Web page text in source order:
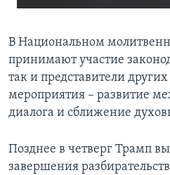
В Национальном
принимают участие
так и представители
мероприятия – развитие
диалога и сближение
Позднее в четверг Трамп
завершения